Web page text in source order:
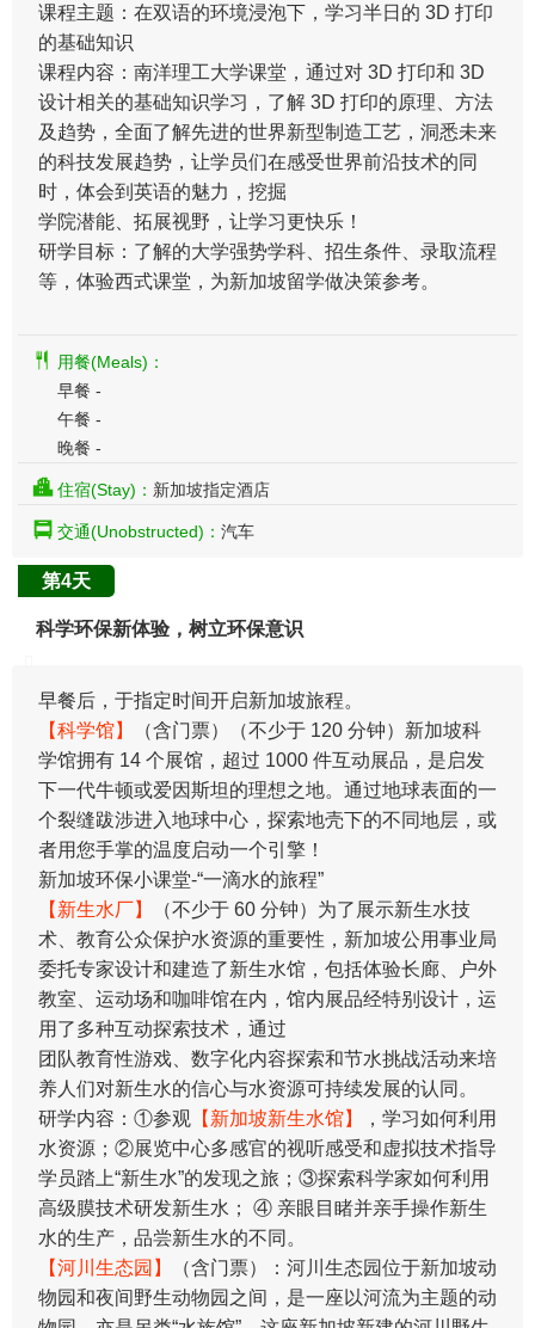
课程主题：在双语的环境浸泡下，学习半日的 3D 打印
的基础知识
课程内容：南洋理工大学课堂，通过对 3D 打印和 3D
设计相关的基础知识学习，了解 3D 打印的原理、方法
及趋势，全面了解先进的世界新型制造工艺，洞悉未来
的科技发展趋势，让学员们在感受世界前沿技术的同
时，体会到英语的魅力，挖掘
学院潜能、拓展视野，让学习更快乐！
研学目标：了解的大学强势学科、招生条件、录取流程
等，体验西式课堂，为新加坡留学做决策参考。
用餐(Meals)：
早餐 -
午餐 -
晚餐 -
住宿(Stay)： 新加坡指定酒店
交通(Unobstructed)： 汽车
第4天
科学环保新体验，树立环保意识
早餐后，于指定时间开启新加坡旅程。
【科学馆】
（含门票）（不少于 120 分钟）新加坡科
学馆拥有 14 个展馆，超过 1000 件互动展品，是启发
下一代牛顿或爱因斯坦的理想之地。通过地球表面的一
个裂缝跋涉进入地球中心，探索地壳下的不同地层，或
者用您手掌的温度启动一个引擎！
新加坡环保小课堂-“一滴水的旅程”
【新生水厂】
（不少于 60 分钟）为了展示新生水技
术、教育公众保护水资源的重要性，新加坡公用事业局
委托专家设计和建造了新生水馆，包括体验长廊、户外
教室、运动场和咖啡馆在内，馆内展品经特别设计，运
用了多种互动探索技术，通过
团队教育性游戏、数字化内容探索和节水挑战活动来培
养人们对新生水的信心与水资源可持续发展的认同。
研学内容：①参观 【新加坡新生水馆】
，学习如何利用
水资源；②展览中心多感官的视听感受和虚拟技术指导
学员踏上“新生水”的发现之旅；③探索科学家如何利用
高级膜技术研发新生水； ④ 亲眼目睹并亲手操作新生
水的生产，品尝新生水的不同。
【河川生态园】
（含门票）：河川生态园位于新加坡动
物园和夜间野生动物园之间，是一座以河流为主题的动